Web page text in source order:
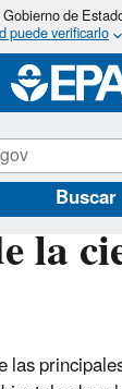
al
de
puede verificarlo
Buscar
la
las